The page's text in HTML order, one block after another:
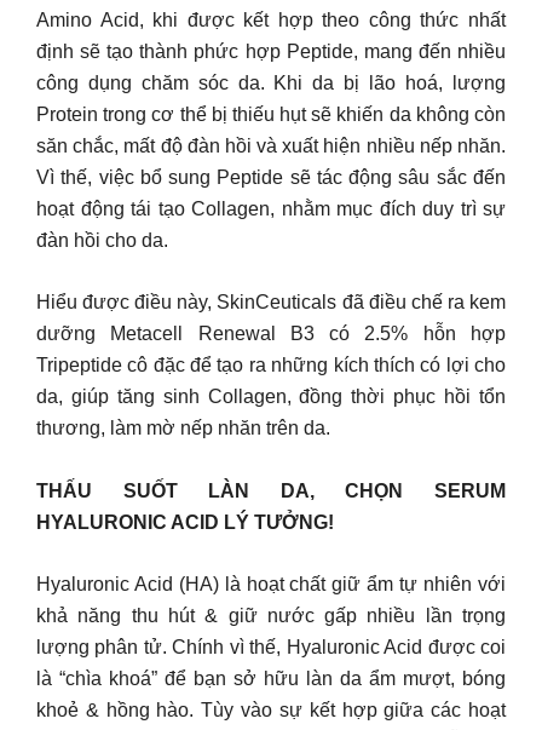
Amino Acid, khi được kết hợp theo công thức nhất
định sẽ tạo thành phức hợp Peptide, mang đến nhiều
công dụng chăm sóc da. Khi da bị lão hoá, lượng
Protein trong cơ thể bị thiếu hụt sẽ khiến da không còn
săn chắc, mất độ đàn hồi và xuất hiện nhiều nếp nhăn.
Vì thế, việc bổ sung Peptide sẽ tác động sâu sắc đến
hoạt động tái tạo Collagen, nhằm mục đích duy trì sự
đàn hồi cho da.
Hiểu được điều này, SkinCeuticals đã điều chế ra kem
dưỡng Metacell Renewal B3 có 2.5% hỗn hợp
Tripeptide cô đặc để tạo ra những kích thích có lợi cho
da, giúp tăng sinh Collagen, đồng thời phục hồi tổn
thương, làm mờ nếp nhăn trên da.
THẤU SUỐT LÀN DA, CHỌN SERUM
HYALURONIC ACID LÝ TƯỞNG!
Hyaluronic Acid (HA) là hoạt chất giữ ẩm tự nhiên với
khả năng thu hút & giữ nước gấp nhiều lần trọng
lượng phân tử. Chính vì thế, Hyaluronic Acid được coi
là “chìa khoá” để bạn sở hữu làn da ẩm mượt, bóng
khoẻ & hồng hào. Tùy vào sự kết hợp giữa các hoạt